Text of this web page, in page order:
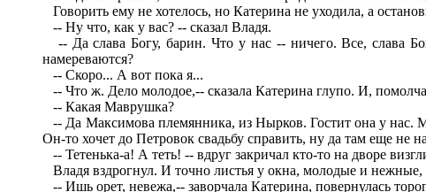
Говорить ему не хотелось, но Катерина не уходила, а
-- Ну что, как у вас? -- сказал Владя.
-- Да слава Богу, барин. Что у нас -- ничего. Все, слава
намереваются?
-- Скоро... А вот пока я...
-- Что ж. Дело молодое,-- сказала Катерина глупо. И,
-- Какая Маврушка?
-- Да Максимова племянника, из Нырков. Гостит она у нас.
Он-то хочет до Петровок свадьбу справить, ну да там еще не
-- Тетенька-а! А теть! -- вдруг закричал кто-то на дворе
Владя вздрогнул. И точно листья у окна, молодые и нежные,
-- Ишь орет, невежа,-- заворчала Катерина, повернулась